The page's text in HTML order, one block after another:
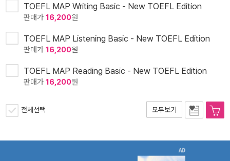
TOEFL MAP Writing Basic - New TOEFL Edition
판매가 16,200원
TOEFL MAP Listening Basic - New TOEFL Edition
판매가 16,200원
TOEFL MAP Reading Basic - New TOEFL Edition
판매가 16,200원
전체선택 모두보기